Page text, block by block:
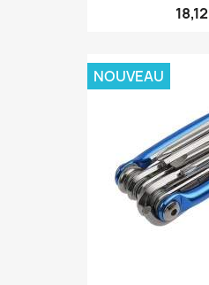
NOUVEAU